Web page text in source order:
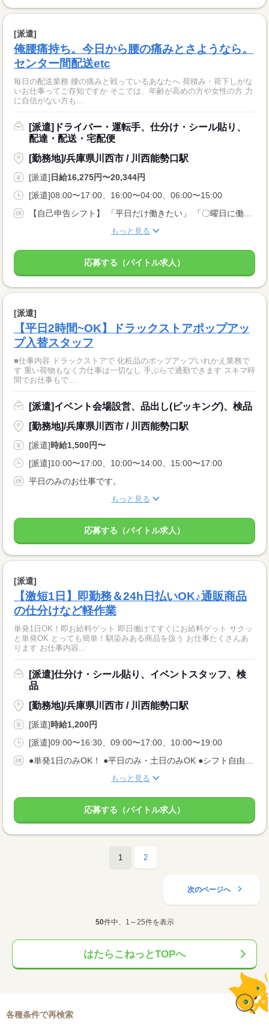
[派遣]
俺腰痛持ち。今日から腰の痛みとさようなら。
センター間配送etc
毎日の配送業務 腰の痛みと戦っているあなたへ 荷積み・荷下しがな
いお仕事ってご存知ですか そこでは、年齢が高めの方や女性の方 力
に自信がない方も...
[派遣]ドライバー・運転手、仕分け・シール貼り、
配達・配送・宅配便
[勤務地]/兵庫県川西市 / 川西能勢口駅
[派遣] 日給16,275円〜20,344円
[派遣]08:00〜17:00、16:00〜04:00、06:00〜15:00
もっと見る
応募する（バイトル求人）
[派遣]
【平日2時間~OK】ドラックストアポップアッ
プ入替スタッフ
■仕事内容 ドラックストアで 化粧品のポップアップいれかえ業務で
す 重い荷物もなく力仕事は一切なし 手ぶらで通勤できます スキマ時
間でお仕事もで...
[派遣]イベント会場設営、品出し(ピッキング)、検品
[勤務地]/兵庫県川西市 / 川西能勢口駅
[派遣]時給1,500円〜
[派遣]10:00〜17:00、10:00〜14:00、15:00〜17:00
平日のみのお仕事です。
もっと見る
応募する（バイトル求人）
[派遣]
【激短1日】即勤務＆24h日払いOK♪通販商品
の仕分けなど軽作業
単発1日OK！即お給料ゲット 即日働けてすぐにお給料ゲット サクッ
と単発OK とっても簡単！馴染みある商品を扱う お仕事たくさんあ
ります お仕事内容...
[派遣]仕分け・シール貼り、イベントスタッフ、検
品
[勤務地]/兵庫県川西市 / 川西能勢口駅
[派遣]時給1,200円
[派遣]09:00〜16:30、09:00〜17:00、10:00〜19:00
もっと見る
応募する（バイトル求人）
1 2
次のページへ
50件中、1～25件を表示
はたらこねっとTOPへ
各種条件で再検索